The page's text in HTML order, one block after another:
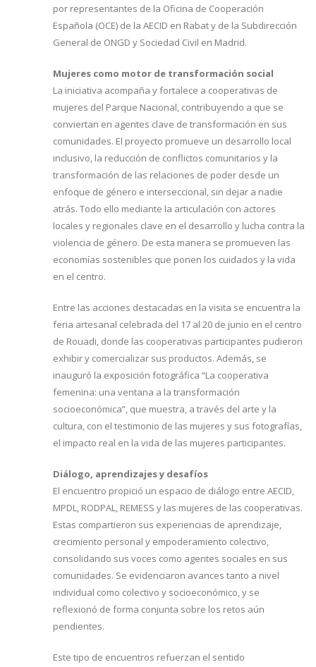
por representantes de la Oficina de Cooperación
Española (OCE) de la AECID en Rabat y de la Subdirección
General de ONGD y Sociedad Civil en Madrid.
Mujeres como motor de transformación social
La iniciativa acompaña y fortalece a cooperativas de
mujeres del Parque Nacional, contribuyendo a que se
conviertan en agentes clave de transformación en sus
comunidades. El proyecto promueve un desarrollo local
inclusivo, la reducción de conflictos comunitarios y la
transformación de las relaciones de poder desde un
enfoque de género e interseccional, sin dejar a nadie
atrás. Todo ello mediante la articulación con actores
locales y regionales clave en el desarrollo y lucha contra la
violencia de género. De esta manera se promueven las
economías sostenibles que ponen los cuidados y la vida
en el centro.
Entre las acciones destacadas en la visita se encuentra la
feria artesanal celebrada del 17 al 20 de junio en el centro
de Rouadi, donde las cooperativas participantes pudieron
exhibir y comercializar sus productos. Además, se
inauguró la exposición fotográfica “La cooperativa
femenina: una ventana a la transformación
socioeconómica”, que muestra, a través del arte y la
cultura, con el testimonio de las mujeres y sus fotografías,
el impacto real en la vida de las mujeres participantes.
Diálogo, aprendizajes y desafíos
El encuentro propició un espacio de diálogo entre AECID,
MPDL, RODPAL, REMESS y las mujeres de las cooperativas.
Estas compartieron sus experiencias de aprendizaje,
crecimiento personal y empoderamiento colectivo,
consolidando sus voces como agentes sociales en sus
comunidades. Se evidenciaron avances tanto a nivel
individual como colectivo y socioeconómico, y se
reflexionó de forma conjunta sobre los retos aún
pendientes.
Este tipo de encuentros refuerzan el sentido